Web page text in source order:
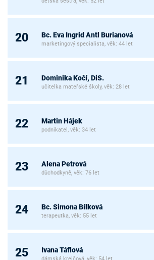
20 Bc. Eva Ingrid Antl Burianová
marketingový specialista, věk: 44 let
21 Dominika Kočí, DiS.
učitelka mateřské školy, věk: 28 let
22 Martin Hájek
podnikatel, věk: 34 let
23 Alena Petrová
důchodkyně, věk: 76 let
24 Bc. Simona Bílková
terapeutka, věk: 55 let
25 Ivana Táflová
dámská krejčová, věk: 54 let